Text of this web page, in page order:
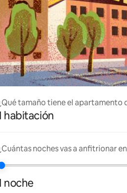
tamaño tiene el apartamento
habitación
noches vas a anfitrionar
noche